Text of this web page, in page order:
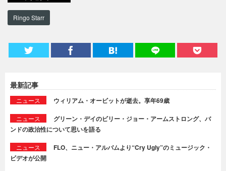
Ringo Starr
最新記事
ニュース ウィリアム・オービットが逝去。享年69歳
ニュース
グリーン・デイのビリー・ジョー・アームストロング、バ
ンドの政治性について思いを語る
ニュース
FLO、ニュー・アルバムより“Cry Ugly”のミュージック・
ビデオが公開